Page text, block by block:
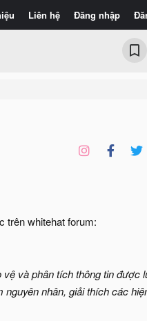
Liên hệ Đăng nhập
trên whitehat forum:
và phân tích thông tin được
nhân, giải thích các